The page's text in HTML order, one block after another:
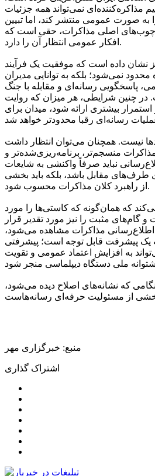
مذاکره‌کننده‌ای نمی‌تواند همه جزئیات
صورت عمومی منتشر کند، اما تبیین
اصلی مذاکرات، حقی است که
افکار عمومی انتظار آن را دارد.
نشان داده است که موفقیت یک فرآیند
محدود نمی‌شود؛ بلکه به توانایی مدیران
پاسخگویی رسانه‌ای و مقابله با جنگ
در چنین شرایطی، هر میزان که روایت
بیشتری ارائه شود، میدان برای
نیست. همچنان می‌توان انتظار داشت
منسجم‌تر، برنامه‌ریزی‌شده‌تر و
نباید صرفاً واکنشی به شایعات
طرف‌های مقابل باشد، بلکه باید بخشی
از راهبرد کلان مذاکرات محسوب شود.
که همان‌گونه که کاستی‌ها را مورد
گام‌های مثبت را نیز مورد تقدیر قرار
اطلاع‌رسانی مذاکرات مشاهده می‌شود،
یک پیشرفت قابل توجه است؛ پیشرفتی
به افزایش اعتماد عمومی و تقویت
که نشانه‌های اصلاح دیده می‌شود،
منبع: خبرگزاری مهر
اشتراک گذاری